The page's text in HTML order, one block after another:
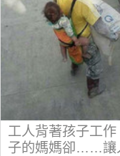
工人背著孩子工
子的媽媽卻……讓